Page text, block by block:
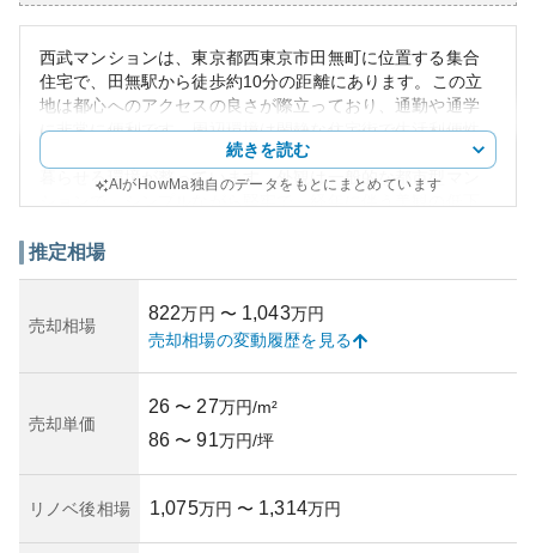
西武マンションは、東京都西東京市田無町に位置する集合
住宅で、田無駅から徒歩約10分の距離にあります。この立
地は都心へのアクセスの良さが際立っており、通勤や通学
に非常に便利です。周辺環境は閑静な住宅街で生活利便性
が高く、近隣にはスーパーや公園があり、家族でも快適に
暮らせる環境が整っています。外観は一般的な都市型マン
資産性については、近年の都市部の不動産市況を鑑みれ
スクは左右されます。古い建築の場合、老朽化や耐震性へ
の懸念があり、所有者は適宜管理が必要です。それに加
え、現在進行中の都市開発において、更に魅力的な物件が
評価する必要があります。総じて、生活の拠点とするには
申し分のないバランスの取れた物件と言えるでしょう。
続きを読む
AIがHowMa独自のデータをもとにまとめています
推定相場
売却相場
822万円 〜 1,043万円
売却相場の変動履歴を見る
売却単価
26 〜 27万円/m²
86 〜 91万円/坪
リノベ後相場 1,075万円 〜 1,314万円